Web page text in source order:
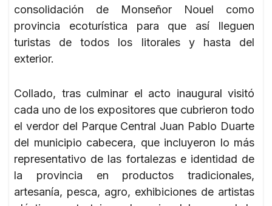
consolidación de Monseñor Nouel como
provincia ecoturística para que así lleguen
turistas de todos los litorales y hasta del
exterior.
Collado, tras culminar el acto inaugural visitó
cada uno de los expositores que cubrieron todo
el verdor del Parque Central Juan Pablo Duarte
del municipio cabecera, que incluyeron lo más
representativo de las fortalezas e identidad de
la provincia en productos tradicionales,
artesanía, pesca, agro, exhibiciones de artistas